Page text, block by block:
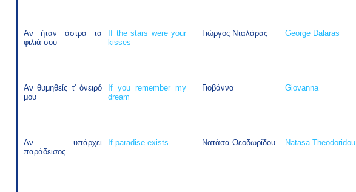
Αν ήταν άστρα τα
φιλιά σου
If the stars were your
kisses
Γιώργος Νταλάρας George Dalaras
Αν θυμηθείς τ' όνειρό
μου
If you remember my
dream
Γιοβάννα Giovanna
Αν υπάρχει
παράδεισος
If paradise exists Νατάσα Θεοδωρίδου Natasa Theodoridou